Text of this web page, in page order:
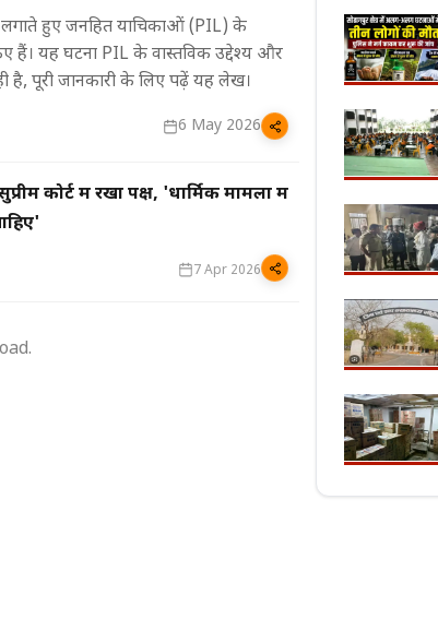
भोपाल
महाभारत में भीम का किरदार निभाने के
लिए सौरव गुर्जर ने खुद को कैसे पूरी तरह
बदला?
ट्रेलर के
के विरोध पर कांग्रेस
हारने का रिकॉर्ड,
15 साल पुरानी बसों के नियम पर बवाल, 7 अगस्त
से अनिश्चितकालीन हड़ताल पर जाएंगे प्राइवेट बस
ऑपरेटर्स
लगाते हुए जनहित याचिकाओं (PIL) के
यह घटना PIL के वास्तविक उद्देश्य और
पूरी जानकारी के लिए पढ़ें यह लेख।
6 May 2026
कोर्ट में रखा पक्ष, 'धार्मिक मामलों में
7 Apr 2026